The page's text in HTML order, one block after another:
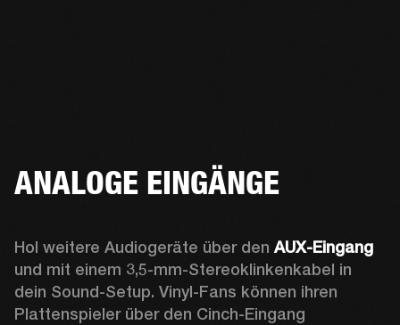
ANALOGE EINGÄNGE
Hol weitere Audiogeräte über den
und mit einem 3,5-mm-Stereoklinkenkabel in
dein Sound-Setup. Vinyl-Fans können ihren
Plattenspieler über den Cinch-Eingang